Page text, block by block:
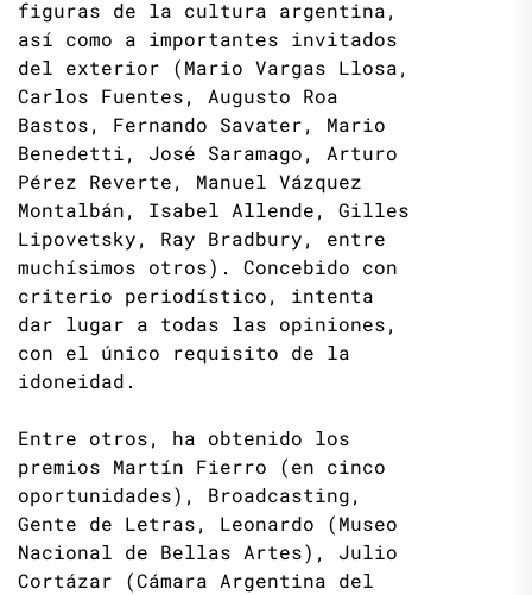
figuras de la cultura argentina,
así como a importantes invitados
del exterior (Mario Vargas Llosa,
Carlos Fuentes, Augusto Roa
Bastos, Fernando Savater, Mario
Benedetti, José Saramago, Arturo
Pérez Reverte, Manuel Vázquez
Montalbán, Isabel Allende, Gilles
Lipovetsky, Ray Bradbury, entre
muchísimos otros). Concebido con
criterio periodístico, intenta
dar lugar a todas las opiniones,
con el único requisito de la
idoneidad.
Entre otros, ha obtenido los
premios Martín Fierro (en cinco
oportunidades), Broadcasting,
Gente de Letras, Leonardo (Museo
Nacional de Bellas Artes), Julio
Cortázar (Cámara Argentina del